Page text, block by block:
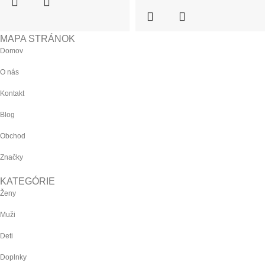
MAPA STRÁNOK
Domov
O nás
Kontakt
Blog
Obchod
Značky
KATEGÓRIE
Ženy
Muži
Deti
Doplnky